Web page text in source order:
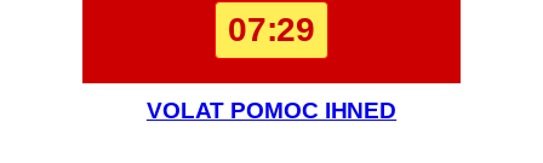
07:29
VOLAT POMOC IHNED